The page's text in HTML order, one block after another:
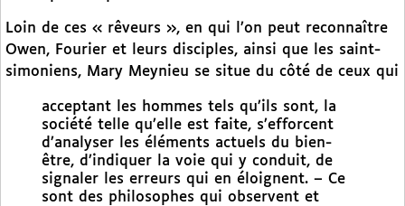
Loin de ces « rêveurs », en qui l’on peut reconnaître
Owen, Fourier et leurs disciples, ainsi que les saint-
simoniens, Mary Meynieu se situe du côté de ceux qui
acceptant les hommes tels qu’ils sont, la
société telle qu’elle est faite, s’efforcent
d’analyser les éléments actuels du bien-
être, d’indiquer la voie qui y conduit, de
signaler les erreurs qui en éloignent. – Ce
sont des philosophes qui observent et